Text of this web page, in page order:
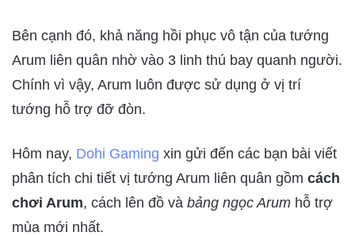
Bên cạnh đó, khả năng hồi phục vô tận của tướng
Arum liên quân nhờ vào 3 linh thú bay quanh người.
Chính vì vậy, Arum luôn được sử dụng ở vị trí
tướng hỗ trợ đỡ đòn.
Hôm nay, Dohi Gaming xin gửi đến các bạn bài viết
phân tích chi tiết vị tướng Arum liên quân gồm cách
chơi Arum, cách lên đồ và bảng ngọc Arum hỗ trợ
mùa mới nhất.